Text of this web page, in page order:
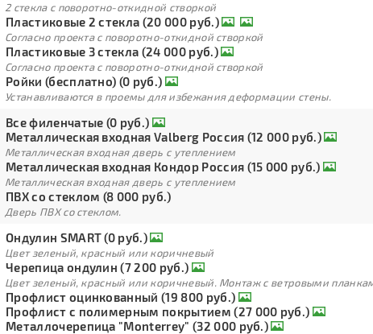
2 стекла с поворотно-откидной створкой
Пластиковые 2 стекла (20 000 руб.)
Согласно проекта с поворотно-откидной створкой
Пластиковые 3 стекла (24 000 руб.)
Согласно проекта с поворотно-откидной створкой
Ройки (бесплатно) (0 руб.)
Устанавливаются в проемы для избежания деформации стены.
Все филенчатые (0 руб.)
Металлическая входная Valberg Россия (12 000 руб.)
Металлическая входная дверь с утеплением
Металлическая входная Кондор Россия (15 000 руб.)
Металлическая входная дверь с утеплением
ПВХ со стеклом (8 000 руб.)
Дверь ПВХ со стеклом.
Ондулин SMART (0 руб.)
Цвет зеленый, красный или коричневый
Черепица ондулин (7 200 руб.)
Цвет зеленый, красный или коричневый. Монтаж с ветровыми
Профлист оцинкованный (19 800 руб.)
Профлист с полимерным покрытием (27 000 руб.)
Металлочерепица "Monterrey" (32 000 руб.)